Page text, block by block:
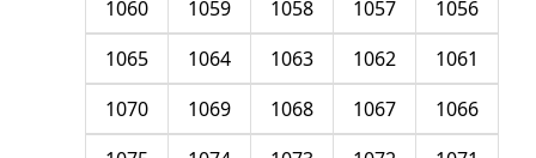
1056
1057
1058
1059
1060
1061
1062
1063
1064
1065
1066
1067
1068
1069
1070